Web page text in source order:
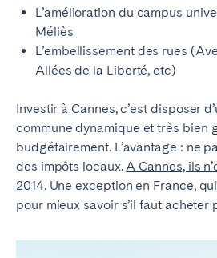
L’amélioration du campus
Méliès
L’embellissement des rues
Allées de la Liberté, etc)
Investir à Cannes, c’est disposer
commune dynamique et très bien
budgétairement. L’avantage : ne
des impôts locaux.A Cannes, ils
2014. Une exception en France,
pour mieux savoir s’il faut acheter